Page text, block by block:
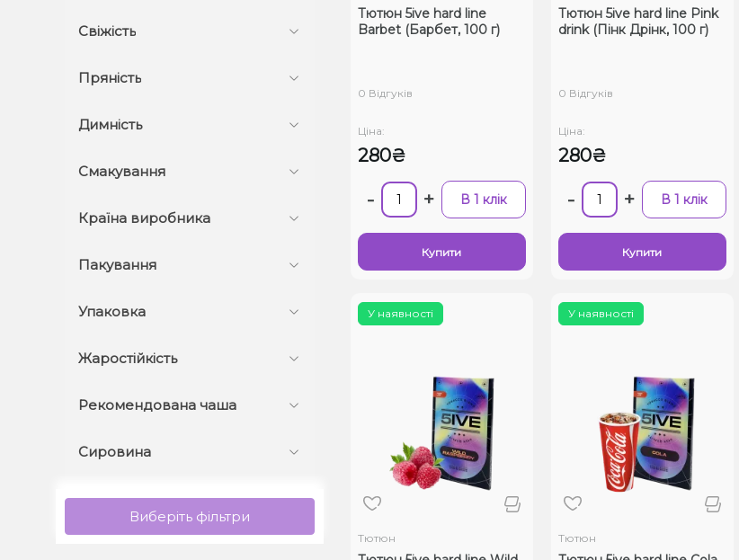
Свіжість
Пряність
Димність
Смакування
Країна виробника
Пакування
Упаковка
Жаростійкість
Рекомендована чаша
Сировина
Виберіть фільтри
Тютюн 5ive hard line
Barbet (Барбет, 100 г)
0 Відгуків
Ціна:
280₴
- + В 1 клік
Купити
Тютюн 5ive hard line Pink
drink (Пінк Дрінк, 100 г)
0 Відгуків
Ціна:
280₴
- + В 1 клік
Купити
У наявності
Тютюн
У наявності
Тютюн